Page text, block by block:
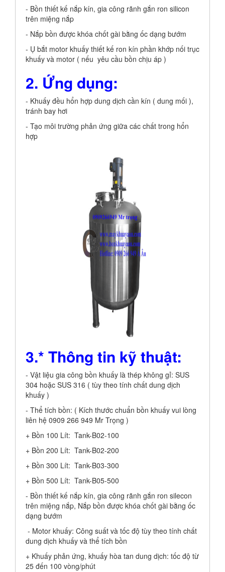
- Bồn thiết kế nắp kín, gia công rãnh gắn ron silicon
trên miệng nắp
- Nắp bồn được khóa chốt gài bằng ốc dạng bướm
- Ụ bắt motor khuấy thiết kế ron kín phần khớp nối trục
khuấy và motor ( nếu yêu cầu bồn chịu áp )
2. Ứng dụng:
- Khuấy đều hổn hợp dung dịch cần kín ( dung mối ),
tránh bay hơi
- Tạo môi trường phản ứng giữa các chất trong hổn
hợp
3.* Thông tin kỹ thuật:
- Vật liệu gia công bồn khuấy là thép không gỉ: SUS
304 hoặc SUS 316 ( tùy theo tính chất dung dịch
khuấy )
- Thể tích bồn: ( Kích thước chuẩn bồn khuấy vui lòng
liên hệ 0909 266 949 Mr Trọng )
+ Bồn 100 Lít: Tank-B02-100
+ Bồn 200 Lít: Tank-B02-200
+ Bồn 300 Lít: Tank-B03-300
+ Bồn 500 Lít: Tank-B05-500
- Bồn thiết kế nắp kín, gia công rãnh gắn ron silecon
trên miệng nắp, Nắp bồn được khóa chốt gài bằng ốc
dạng bướm
- Motor khuấy: Công suất và tốc độ tùy theo tính chất
dung dịch khuấy và thể tích bồn
+ Khuấy phản ứng, khuấy hòa tan dung dịch: tốc độ từ
25 đến 100 vòng/phút